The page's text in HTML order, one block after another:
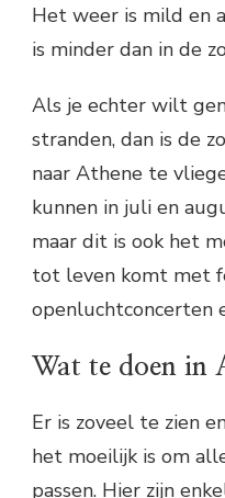
Het weer is mild en
is minder dan in de
Als je echter wilt
stranden, dan is de
naar Athene te
kunnen in juli en
maar dit is ook het
tot leven komt met
openluchtconcerten
Wat te doen in
Er is zoveel te zien
het moeilijk is om
passen. Hier zijn